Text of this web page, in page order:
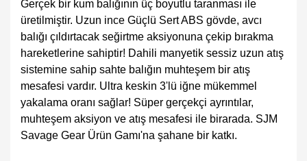
Gerçek bir kum balığının üç boyutlu taranması ile
üretilmiştir. Uzun ince Güçlü Sert ABS gövde, avcı
balığı çıldırtacak seğirtme aksiyonuna çekip bırakma
hareketlerine sahiptir! Dahili manyetik sessiz uzun atış
sistemine sahip sahte balığın muhteşem bir atış
mesafesi vardır. Ultra keskin 3'lü iğne mükemmel
yakalama oranı sağlar! Süper gerçekçi ayrıntılar,
muhteşem aksiyon ve atış mesafesi ile birarada. SJM
Savage Gear Ürün Gamı'na şahane bir katkı.